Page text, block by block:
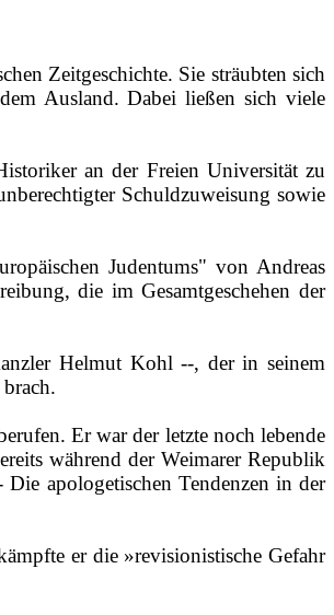
Zeitgeschichte. Sie sträubten sich
Ausland. Dabei ließen sich viele
an der Freien Universität zu
Schuldzuweisung sowie
Judentums" von Andreas
die im Gesamtgeschehen der
Helmut Kohl ‑‑, der in seinem
Er war der letzte noch lebende
während der Weimarer Republik
apologetischen Tendenzen in der
er die »revisionistische Gefahr